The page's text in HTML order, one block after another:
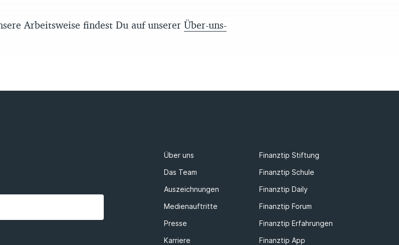
Arbeitsweise findest Du auf unserer Über-uns-
Über uns
Finanztip Stiftung
Das Team
Finanztip Schule
Auszeichnungen
Finanztip Daily
Medienauftritte
Finanztip Forum
Presse
Finanztip Erfahrungen
Karriere
Finanztip App